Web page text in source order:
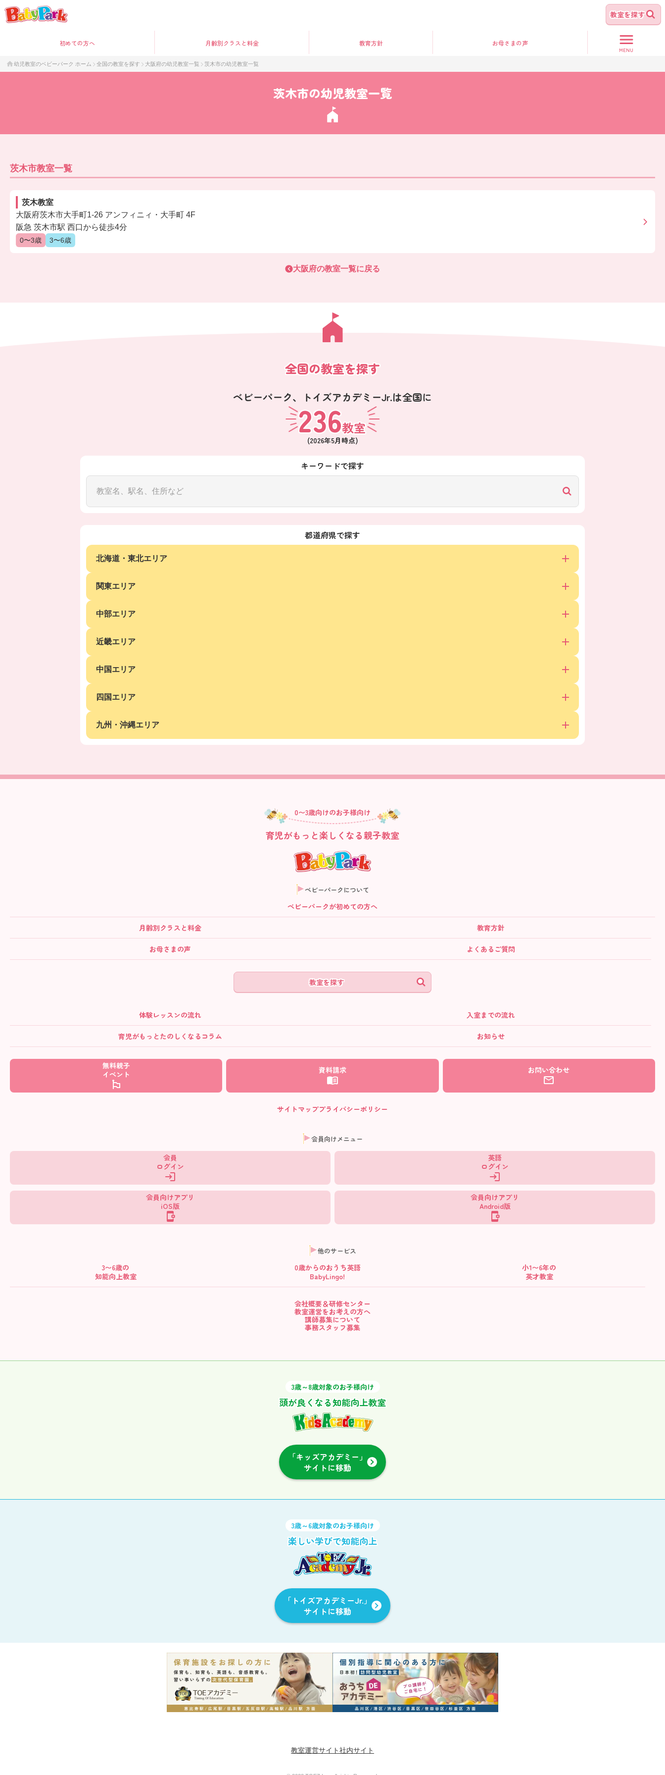
教室を探す
初めての方へ 月齢別クラス と料金 教育方針 お母さまの声
MENU
幼児教室のベビーパーク ホーム 全国の教室を探す 大阪府の幼児教室一覧 茨木市の幼児教室一覧
茨木市の幼児教室一覧
茨木市教室一覧
茨木教室
大阪府茨木市大手町1-26 アンフィニィ・大手町 4F
阪急 茨木市駅 西口から徒歩4分
0〜3歳 3〜6歳
大阪府の教室一覧に戻る
全国の教室を探す
ベビーパーク、 トイズアカデミーJr.は全国に
236教室
(2026年5月 時点)
キーワードで探す
都道府県で探す
北海道・東北エリア
関東エリア
中部エリア
近畿エリア
中国エリア
四国エリア
九州・沖縄エリア
0〜3歳向けのお子様向け
育児がもっと楽しくなる親子教室
ベビーパークについて
ベビーパークが初めての方へ
月齢別クラス と料金 教育方針
お母さまの声 よくあるご質問
教室を探す
体験レッスンの流れ 入室までの流れ
育児がもっとたのしくなるコラム お知らせ
無料親子
イベント
資料請求 お問い合わせ
サイトマッププライバシーポリシー
会員向けメニュー
会員
ログイン
英語
ログイン
会員向けアプリ
iOS版
会員向けアプリ
Android版
他のサービス
3〜6歳の
知能向上教室
0歳からのおうち英語
BabyLingo!
小1〜6年の
英才教室
会社概要＆研修センター
教室運営をお考えの方へ
講師募集について
事務スタッフ募集
3歳～8歳対象のお子様向け
頭が良くなる知能向上教室
「キッズアカデミー」
サイトに移動
3歳～6歳対象のお子様向け
楽しい学びで知能向上
「トイズアカデミーJr.」
サイトに移動
教室運営サイト社内サイト